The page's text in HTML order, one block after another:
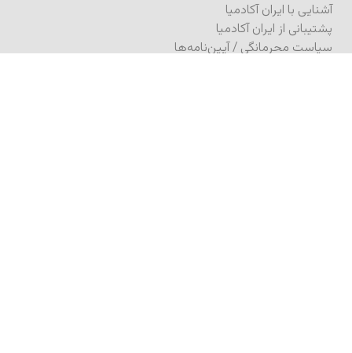
آشنایی با ایران آکادمیا
پشتیبانی از ایران آکادمیا
سیاست محرمانگی/آیین‌نامه‌ها